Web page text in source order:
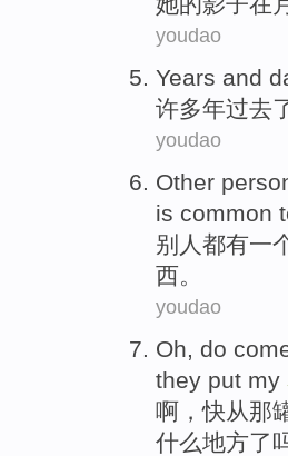
youdao
Years and
许多年过去
youdao
Other
is common
别人 都有一
西。
youdao
Oh, do
they put my
啊 ，快从那
什么地方了